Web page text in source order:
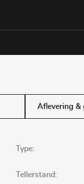
Aflevering &
Type:
Tellerstand: